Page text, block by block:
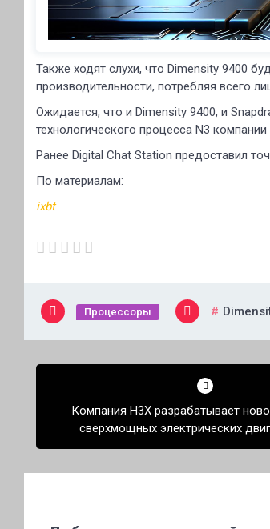
Также ходят слухи, что Dimensity 9400
производительности, потребляя всего
Ожидается, что и Dimensity 9400, и
технологического процесса N3 компании
Ранее Digital Chat Station предоставил
По материалам:
ixbt
Процессоры
Навигация
записямКомпания H3X разрабатывает
сверхмощных электрических
промышленности